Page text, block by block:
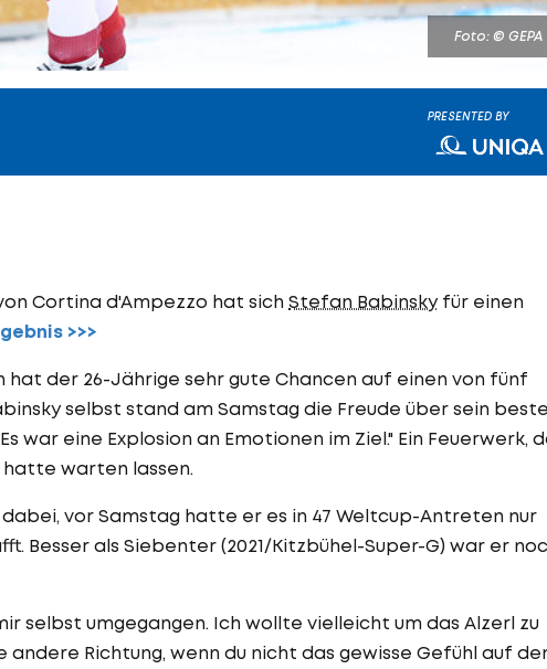
Foto: © GEPA
PRESENTED BY
Cortina d'Ampezzo hat sich Stefan Babinskyfür einen
>>>
hat der 26-Jährige sehr gute Chancen auf einen von fünf
selbst stand am Samstag die Freude über sein
war eine Explosion an Emotionen im Ziel." Ein Feuerwerk,
warten lassen.
vor Samstag hatte er es in 47 Weltcup-Antreten nur
Besser als Siebenter (2021/Kitzbühel-Super-G) war er
selbst umgegangen. Ich wollte vielleicht um das Alzerl zu
andere Richtung, wenn du nicht das gewisse Gefühl auf